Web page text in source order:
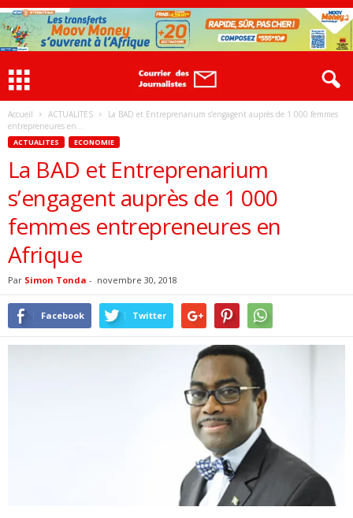
Accueil ACTUALITES
La BAD et Entreprenarium s’engagent auprès de 1 000 femmes
entrepreneures en...
ACTUALITES ECONOMIE
La BAD et Entreprenarium
s’engagent auprès de 1 000
femmes entrepreneures en
Afrique
Par Simon Tonda - novembre 30, 2018
Facebook Twitter